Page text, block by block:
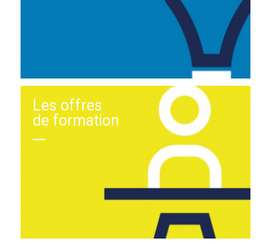
Les offres
de formation